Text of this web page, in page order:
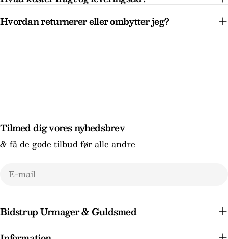
Hvordan returnerer eller ombytter jeg?
Bidstrup Urmager & Guldsmed
Tilmed dig vores nyhedsbrev
& få de gode tilbud før alle andre
E-